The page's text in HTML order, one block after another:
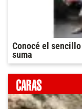
Conocé el
suma